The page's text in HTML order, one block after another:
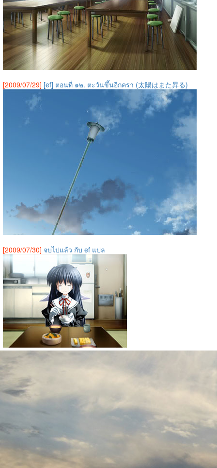
[2009/07/29] [ef] ตอนที่ ๑๒. ตะวันขึ้นอีกครา (太陽はまた昇る)
[2009/07/30] จบไปแล้ว กับ ef แปล